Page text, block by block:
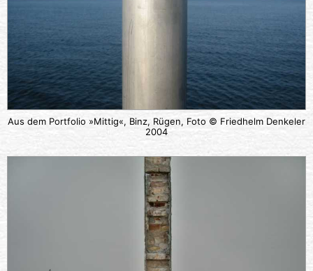
Aus dem Portfolio »Mittig«, Binz, Rügen, Foto © Friedhelm Denkeler
2004